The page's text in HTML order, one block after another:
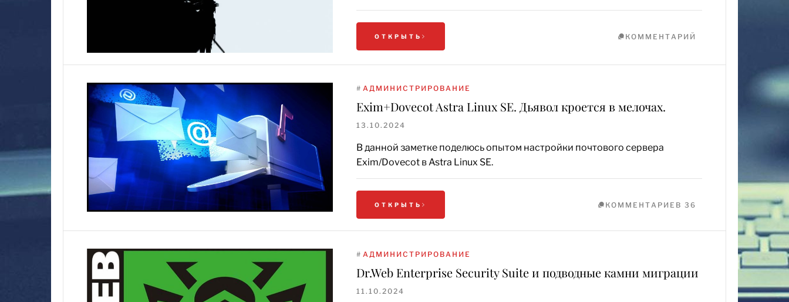
ОТКРЫТЬ КОММЕНТАРИЙ
# АДМИНИСТРИРОВАНИЕ
Exim+Dovecot Astra Linux SE. Дьявол кроется в мелочах.
13.10.2024
В данной заметке поделюсь опытом настройки почтового сервера
Exim/Dovecot в Astra Linux SE.
ОТКРЫТЬ КОММЕНТАРИЕВ 36
# АДМИНИСТРИРОВАНИЕ
Dr.Web Enterprise Security Suite и подводные камни миграции
11.10.2024